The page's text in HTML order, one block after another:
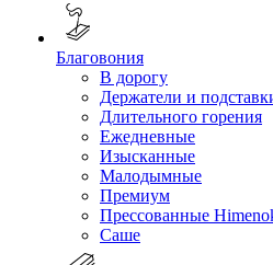
Благовония
В дорогу
Держатели и
Длительного горения
Ежедневные
Изысканные
Малодымные
Премиум
Прессованные
Саше